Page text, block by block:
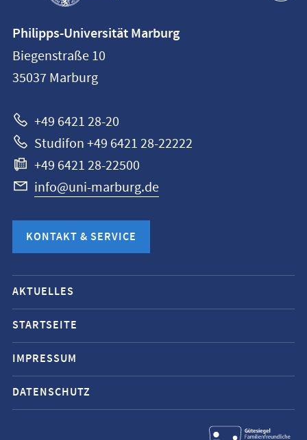
Philipps-
Universität
Marburg
Philipps-Universität Marburg
Biegenstraße 10
35037 Marburg
+49 6421 28-20
Studifon +49 6421 28-22222
+49 6421 28-22500
info@uni-marburg.de
KONTAKT & SERVICE
Mobile-
Service-
Navigation
und
Social
Media
Kontakte
AKTUELLES
STARTSEITE
IMPRESSUM
DATENSCHUTZ